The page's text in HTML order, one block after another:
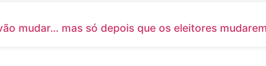
mudar… mas só depois que os eleitores